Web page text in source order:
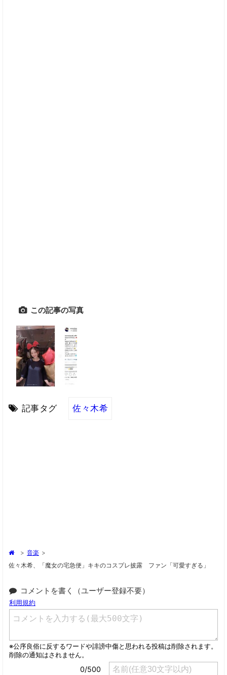
この記事の写真
記事タグ 佐々木希
> 音楽 >
佐々木希、「魔女の宅急便」キキのコスプレ披露 ファン「可愛すぎる」
コメントを書く（ユーザー登録不要）